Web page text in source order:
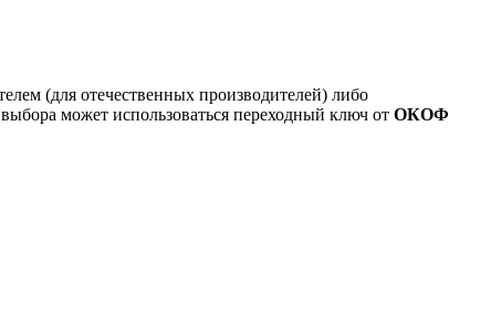
(для отечественных производителей) либо
может использоваться переходный ключ от ОКОФ